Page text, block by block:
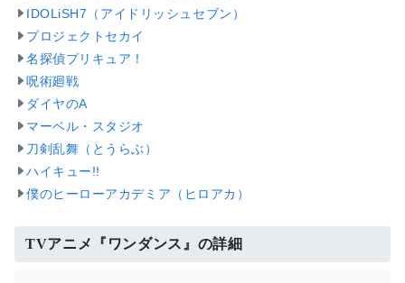
IDOLiSH7（アイドリッシュセブン）
プロジェクトセカイ
名探偵プリキュア！
呪術廻戦
ダイヤのA
マーベル・スタジオ
刀剣乱舞（とうらぶ）
ハイキュー!!
僕のヒーローアカデミア（ヒロアカ）
TVアニメ『ワンダンス』の詳細